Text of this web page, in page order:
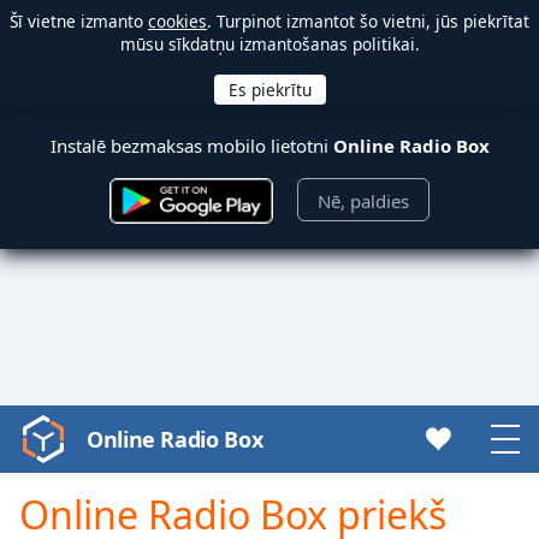
Šī vietne izmanto cookies. Turpinot izmantot šo vietni, jūs piekrītat
mūsu sīkdatņu izmantošanas politikai.
Instalē bezmaksas mobilo lietotni Online Radio Box
Nē, paldies
Video
Player
loading.
Online Radio Box
Online Radio Box priekš